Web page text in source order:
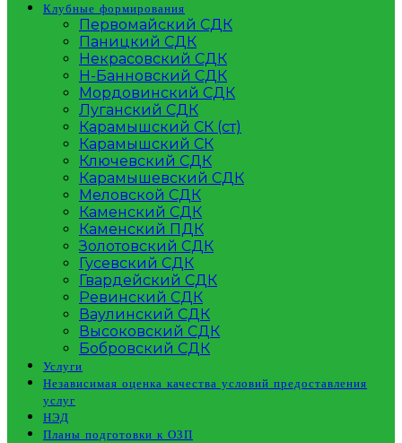
Клубные формирования
Первомайский СДК
Паницкий СДК
Некрасовский СДК
Н-Банновский СДК
Мордовинский СДК
Луганский СДК
Карамышский СК (ст)
Карамышский СК
Ключевский СДК
Карамышевский СДК
Меловской СДК
Каменский СДК
Каменский ПДК
Золотовский СДК
Гусевский СДК
Гвардейский СДК
Ревинский СДК
Ваулинский СДК
Высоковский СДК
Бобровский СДК
Услуги
Независимая оценка качества условий предоставления
услуг
НЭД
Планы подготовки к ОЗП